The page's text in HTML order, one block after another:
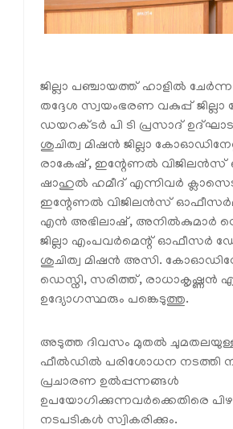
ജില്ലാ പഞ്ചായത്ത് ഹാളിൽ
തദ്ദേശ സ്വയംഭരണ വകുപ്പ് ജില്ലാ
ഡയറക്ടർ പി ടി പ്രസാദ്
ശുചിത്വ മിഷൻ ജില്ലാ
രാകേഷ്, ഇന്റേണൽ വിജിലൻസ്
ഷാഹുൽ ഹമീദ് എന്നിവർ
ഇന്റേണൽ വിജിലൻസ്
എൻ അഭിലാഷ്, അനിൽകുമാർ
ജില്ലാ എംപവർമെന്റ് ഓഫീസർ
ശുചിത്വ മിഷൻ അസി.
ഡെസ്നി, സരിത്ത്, രാധാകൃഷ്ണൻ
ഉദ്യോഗസ്ഥരും പങ്കെടുത്തു.
അടുത്ത ദിവസം മുതൽ
ഫീൽഡിൽ പരിശോധന നടത്തി
പ്രചാരണ ഉൽപ്പന്നങ്ങൾ
ഉപയോഗിക്കുന്നവർക്കെതിരെ
നടപടികൾ സ്വികരിക്കും.